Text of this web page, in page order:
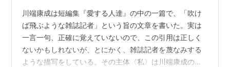
川端康成は短編集『愛する人達』の中の一篇で、「吹け
ば飛ぶような雑誌記者」という旨の文章を書いた。実は
一言一句、正確に覚えていないので、この引用は正しく
ないかもしれないが、とにかく、雑誌記者を蔑なみする
ような描写をしている。その主体〈私〉は川端康成の分